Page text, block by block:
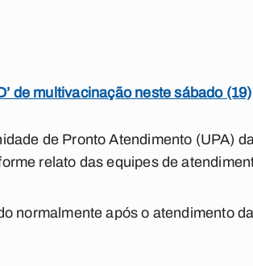
de multivacinação neste sábado
de Pronto Atendimento (UPA)
relato das equipes de
normalmente após o atendimento